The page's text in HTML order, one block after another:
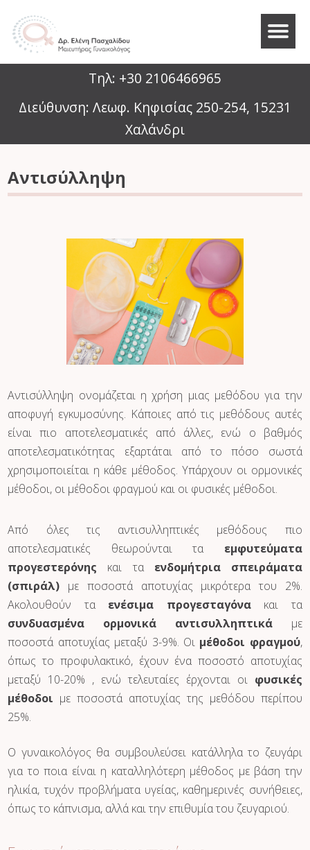
Τηλ: +30 2106466965
Διεύθυνση: Λεωφ. Κηφισίας 250-254, 15231
Χαλάνδρι
Αντισύλληψη
Αντισύλληψη ονομάζεται η χρήση μιας μεθόδου για την
αποφυγή εγκυμοσύνης. Κάποιες από τις μεθόδους αυτές
είναι πιο αποτελεσματικές από άλλες, ενώ ο βαθμός
αποτελεσματικότητας εξαρτάται από το πόσο σωστά
χρησιμοποιείται η κάθε μέθοδος. Υπάρχουν οι ορμονικές
μέθοδοι, οι μέθοδοι φραγμού και οι φυσικές μέθοδοι.
Από όλες τις αντισυλληπτικές μεθόδους πιο
αποτελεσματικές θεωρούνται τα εμφυτεύματα
προγεστερόνης και τα ενδομήτρια σπειράματα
(σπιράλ) με ποσοστά αποτυχίας μικρότερα του 2%.
Ακολουθούν τα ενέσιμα προγεσταγόνακαι τα
συνδυασμένα ορμονικά αντισυλληπτικάμε
ποσοστά αποτυχίας μεταξύ 3-9%. Οι μέθοδοι φραγμού,
όπως το προφυλακτικό, έχουν ένα ποσοστό αποτυχίας
μεταξύ 10-20% , ενώ τελευταίες έρχονται οι φυσικές
μέθοδοι με ποσοστά αποτυχίας της μεθόδου περίπου
25%.
Ο γυναικολόγος θα συμβουλεύσει κατάλληλα το ζευγάρι
για το ποια είναι η καταλληλότερη μέθοδος με βάση την
ηλικία, τυχόν προβλήματα υγείας, καθημερινές συνήθειες,
όπως το κάπνισμα, αλλά και την επιθυμία του ζευγαριού.